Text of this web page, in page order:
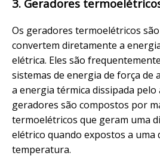
3. Geradores
Os geradores termoelétricos
convertem diretamente a
elétrica. Eles são
sistemas de energia de força
a energia térmica dissipada pelo
geradores são compostos por
termoelétricos que geram uma
elétrico quando expostos a uma
temperatura.